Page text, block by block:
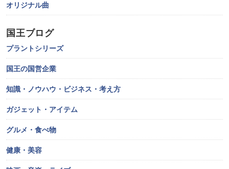
オリジナル曲
国王ブログ
プラントシリーズ
国王の国営企業
知識・ノウハウ・ビジネス・考え方
ガジェット・アイテム
グルメ・食べ物
健康・美容